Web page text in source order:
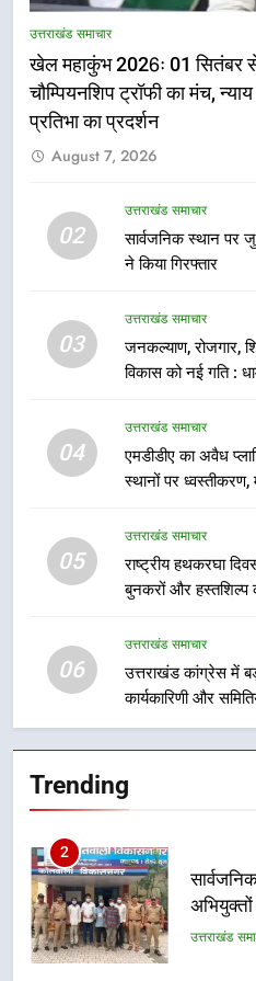
उत्तराखंड समाचार
खेल महाकुंभ 2026ः 01 सितंबर
चौम्पियनशिप ट्रॉफी का मंच,
प्रतिभा का प्रदर्शन
August 7, 2026
02
उत्तराखंड समाचार
सार्वजनिक स्थान पर
ने किया गिरफ्तार
03
उत्तराखंड समाचार
जनकल्याण, रोजगार,
विकास को नई गति :
04
उत्तराखंड समाचार
एमडीडीए का अवैध
स्थानों पर ध्वस्तीकरण,
05
उत्तराखंड समाचार
राष्ट्रीय हथकरघा
बुनकरों और हस्तशिल्प
06
उत्तराखंड समाचार
उत्तराखंड कांग्रेस में
कार्यकारिणी और
Trending
राष्ट्रीय
कारीगरों
उत्तराखंड
6
का गठन
उत्तराखंड
देना
वाले
भर्ती
उत्तराखंड
दिल्ली-
12 किमी
निर्देश,
नहींः डीएम
1
खेल
न्याय
प्रतिभा
उत्तराखंड
3
और
कैबिनेट के
उत्तराखंड